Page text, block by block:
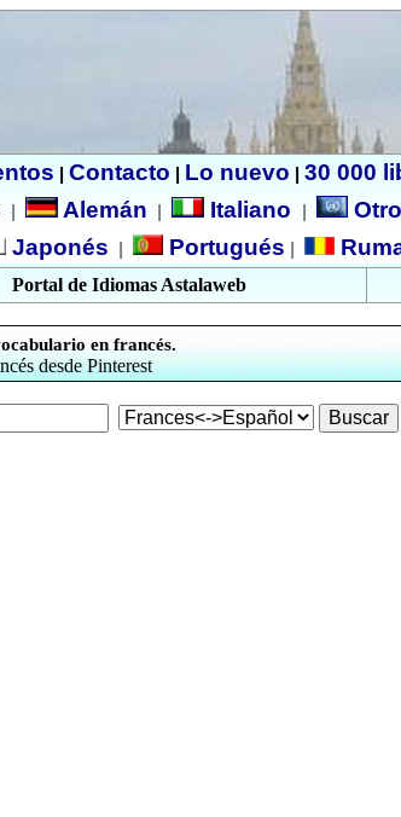
Contacto Lo nuevo
30 000
Alemán Italiano
Japonés Portugués
Portal de Idiomas Astalaweb
en francés.
desde Pinterest